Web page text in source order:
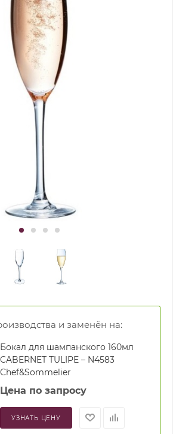
и заменён на:
Бокал для шампанского 160мл
CABERNET TULIPE – N4583
Chef&Sommelier
Цена по запросу
УЗНАТЬ ЦЕНУ